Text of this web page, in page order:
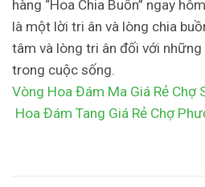
hàng “Hoa Chia Buồn” ngay
là một lời tri ân và lòng chia
tâm và lòng tri ân đối với
trong cuộc sống.
Vòng Hoa Đám Ma Giá Rẻ Chợ
Hoa Đám Tang Giá Rẻ Chợ